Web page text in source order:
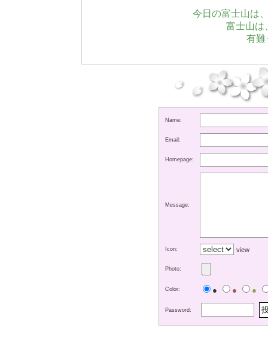
今日の富士山は
富士山は
有難
Name:
Email:
Homepage:
Message:
Icon: view
Photo:
Color: ● ● ●
Password: